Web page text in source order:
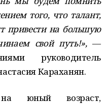
того, что талант,
привести на большую
свой путь!»,—
руководитель
Караханян.
юный возраст,